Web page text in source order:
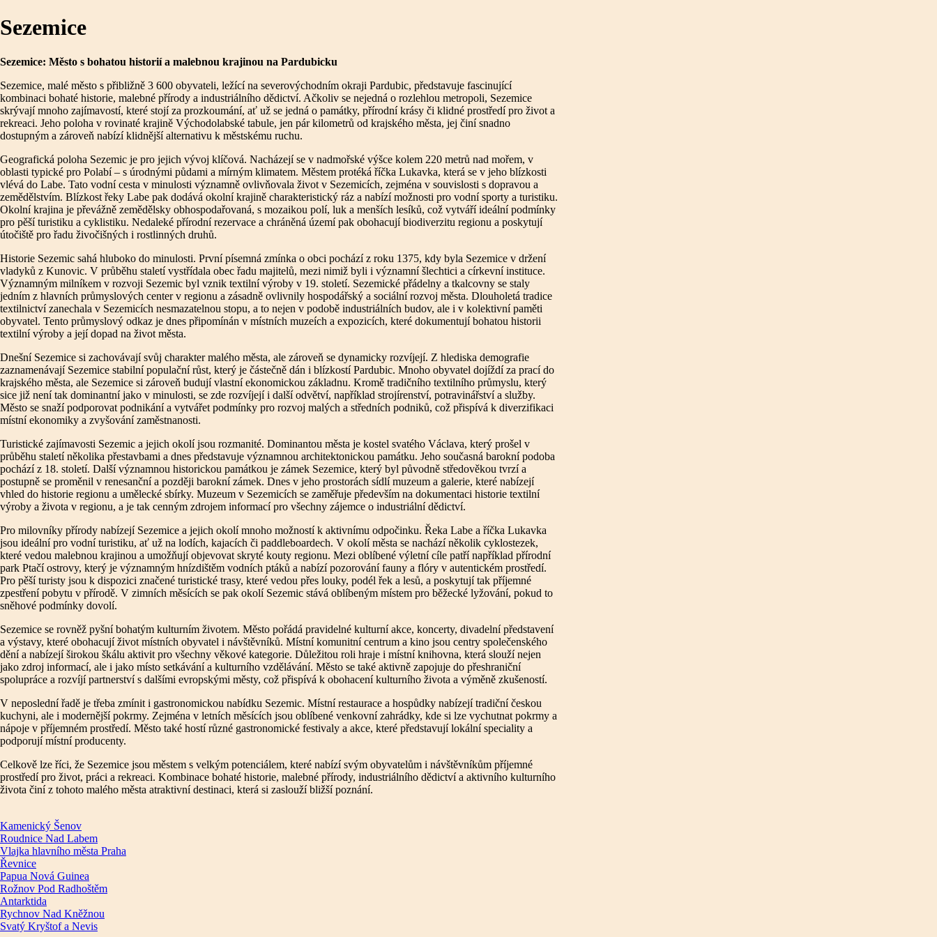
Sezemice
Sezemice: Město s bohatou historií a malebnou krajinou na Pardubicku
Sezemice, malé město s přibližně 3 600 obyvateli, ležící na severovýchodním okraji Pardubic, představuje fascinující
kombinaci bohaté historie, malebné přírody a industriálního dědictví. Ačkoliv se nejedná o rozlehlou metropoli, Sezemice
skrývají mnoho zajímavostí, které stojí za prozkoumání, ať už se jedná o památky, přírodní krásy či klidné prostředí pro život a
rekreaci. Jeho poloha v rovinaté krajině Východolabské tabule, jen pár kilometrů od krajského města, jej činí snadno
dostupným a zároveň nabízí klidnější alternativu k městskému ruchu.
Geografická poloha Sezemic je pro jejich vývoj klíčová. Nacházejí se v nadmořské výšce kolem 220 metrů nad mořem, v
oblasti typické pro Polabí – s úrodnými půdami a mírným klimatem. Městem protéká říčka Lukavka, která se v jeho blízkosti
vlévá do Labe. Tato vodní cesta v minulosti významně ovlivňovala život v Sezemicích, zejména v souvislosti s dopravou a
zemědělstvím. Blízkost řeky Labe pak dodává okolní krajině charakteristický ráz a nabízí možnosti pro vodní sporty a turistiku.
Okolní krajina je převážně zemědělsky obhospodařovaná, s mozaikou polí, luk a menších lesíků, což vytváří ideální podmínky
pro pěší turistiku a cyklistiku. Nedaleké přírodní rezervace a chráněná území pak obohacují biodiverzitu regionu a poskytují
útočiště pro řadu živočišných i rostlinných druhů.
Historie Sezemic sahá hluboko do minulosti. První písemná zmínka o obci pochází z roku 1375, kdy byla Sezemice v držení
vladyků z Kunovic. V průběhu staletí vystřídala obec řadu majitelů, mezi nimiž byli i významní šlechtici a církevní instituce.
Významným milníkem v rozvoji Sezemic byl vznik textilní výroby v 19. století. Sezemické přádelny a tkalcovny se staly
jedním z hlavních průmyslových center v regionu a zásadně ovlivnily hospodářský a sociální rozvoj města. Dlouholetá tradice
textilnictví zanechala v Sezemicích nesmazatelnou stopu, a to nejen v podobě industriálních budov, ale i v kolektivní paměti
obyvatel. Tento průmyslový odkaz je dnes připomínán v místních muzeích a expozicích, které dokumentují bohatou historii
textilní výroby a její dopad na život města.
Dnešní Sezemice si zachovávají svůj charakter malého města, ale zároveň se dynamicky rozvíjejí. Z hlediska demografie
zaznamenávají Sezemice stabilní populační růst, který je částečně dán i blízkostí Pardubic. Mnoho obyvatel dojíždí za prací do
krajského města, ale Sezemice si zároveň budují vlastní ekonomickou základnu. Kromě tradičního textilního průmyslu, který
sice již není tak dominantní jako v minulosti, se zde rozvíjejí i další odvětví, například strojírenství, potravinářství a služby.
Město se snaží podporovat podnikání a vytvářet podmínky pro rozvoj malých a středních podniků, což přispívá k diverzifikaci
místní ekonomiky a zvyšování zaměstnanosti.
Turistické zajímavosti Sezemic a jejich okolí jsou rozmanité. Dominantou města je kostel svatého Václava, který prošel v
průběhu staletí několika přestavbami a dnes představuje významnou architektonickou památku. Jeho současná barokní podoba
pochází z 18. století. Další významnou historickou památkou je zámek Sezemice, který byl původně středověkou tvrzí a
postupně se proměnil v renesanční a později barokní zámek. Dnes v jeho prostorách sídlí muzeum a galerie, které nabízejí
vhled do historie regionu a umělecké sbírky. Muzeum v Sezemicích se zaměřuje především na dokumentaci historie textilní
výroby a života v regionu, a je tak cenným zdrojem informací pro všechny zájemce o industriální dědictví.
Pro milovníky přírody nabízejí Sezemice a jejich okolí mnoho možností k aktivnímu odpočinku. Řeka Labe a říčka Lukavka
jsou ideální pro vodní turistiku, ať už na lodích, kajacích či paddleboardech. V okolí města se nachází několik cyklostezek,
které vedou malebnou krajinou a umožňují objevovat skryté kouty regionu. Mezi oblíbené výletní cíle patří například přírodní
park Ptačí ostrovy, který je významným hnízdištěm vodních ptáků a nabízí pozorování fauny a flóry v autentickém prostředí.
Pro pěší turisty jsou k dispozici značené turistické trasy, které vedou přes louky, podél řek a lesů, a poskytují tak příjemné
zpestření pobytu v přírodě. V zimních měsících se pak okolí Sezemic stává oblíbeným místem pro běžecké lyžování, pokud to
sněhové podmínky dovolí.
Sezemice se rovněž pyšní bohatým kulturním životem. Město pořádá pravidelné kulturní akce, koncerty, divadelní představení
a výstavy, které obohacují život místních obyvatel i návštěvníků. Místní komunitní centrum a kino jsou centry společenského
dění a nabízejí širokou škálu aktivit pro všechny věkové kategorie. Důležitou roli hraje i místní knihovna, která slouží nejen
jako zdroj informací, ale i jako místo setkávání a kulturního vzdělávání. Město se také aktivně zapojuje do přeshraniční
spolupráce a rozvíjí partnerství s dalšími evropskými městy, což přispívá k obohacení kulturního života a výměně zkušeností.
V neposlední řadě je třeba zmínit i gastronomickou nabídku Sezemic. Místní restaurace a hospůdky nabízejí tradiční českou
kuchyni, ale i modernější pokrmy. Zejména v letních měsících jsou oblíbené venkovní zahrádky, kde si lze vychutnat pokrmy a
nápoje v příjemném prostředí. Město také hostí různé gastronomické festivaly a akce, které představují lokální speciality a
podporují místní producenty.
Celkově lze říci, že Sezemice jsou městem s velkým potenciálem, které nabízí svým obyvatelům i návštěvníkům příjemné
prostředí pro život, práci a rekreaci. Kombinace bohaté historie, malebné přírody, industriálního dědictví a aktivního kulturního
života činí z tohoto malého města atraktivní destinaci, která si zaslouží bližší poznání.
Kamenický Šenov
Roudnice Nad Labem
Vlajka hlavního města Praha
Řevnice
Papua Nová Guinea
Rožnov Pod Radhoštěm
Antarktida
Rychnov Nad Kněžnou
Svatý Kryštof a Nevis